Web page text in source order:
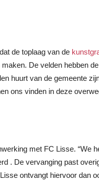
de toplaag van de
De velden hebben
huurt van de gemeente
ons vinden in deze
met FC Lisse. “We
. De vervanging past
ontvangt hiervoor dan